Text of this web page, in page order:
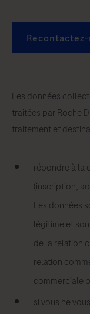
Recontactez-
Les données
traitées par Roche
traitement et
répondre à la
(inscription,
Les données
légitime et
de la relation
relation
commerciale
si vous ne